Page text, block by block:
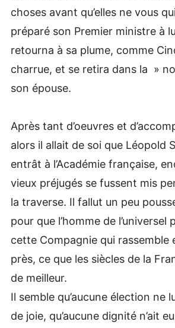
choses avant qu’elles ne vous
préparé son Premier ministre à
retourna à sa plume, comme
charrue, et se retira dans la »
son épouse.
Après tant d’oeuvres et
alors il allait de soi que Léopold
entrât à l’Académie française,
vieux préjugés se fussent mis
la traverse. Il fallut un peu
pour que l’homme de l’universel
cette Compagnie qui rassemble
près, ce que les siècles de la
de meilleur.
Il semble qu’aucune élection ne
de joie, qu’aucune dignité n’ait